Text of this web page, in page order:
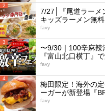
2
7/27│『尾道ラーメ
キッズラーメン無
favy
3
〜9/30｜100辛麻辣
『富山北口横丁』
favy
4
梅田限定！海外の
ーガーが新登場『
favy